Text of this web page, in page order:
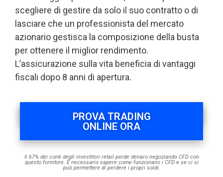
scegliere di gestire da solo il suo contratto o di
lasciare che un professionista del mercato
azionario gestisca la composizione della busta
per ottenere il miglior rendimento.
L’assicurazione sulla vita beneficia di vantaggi
fiscali dopo 8 anni di apertura.
PROVA TRADING
ONLINE ORA
Il 67% dei conti degli investitori retail perde denaro negoziando CFD con
questo fornitore. È necessario sapere come funzionano i CFD e se ci si
può permettere di perdere i propri soldi.